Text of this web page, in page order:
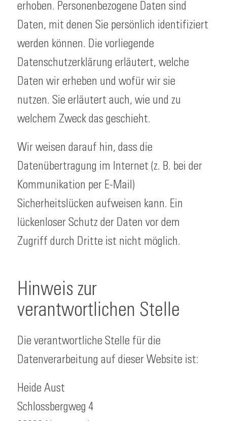
erhoben. Personenbezogene Daten sind
Daten, mit denen Sie persönlich identifiziert
werden können. Die vorliegende
Datenschutzerklärung erläutert, welche
Daten wir erheben und wofür wir sie
nutzen. Sie erläutert auch, wie und zu
welchem Zweck das geschieht.
Wir weisen darauf hin, dass die
Datenübertragung im Internet (z. B. bei der
Kommunikation per E-Mail)
Sicherheitslücken aufweisen kann. Ein
lückenloser Schutz der Daten vor dem
Zugriff durch Dritte ist nicht möglich.
Hinweis zur
verantwortlichen Stelle
Die verantwortliche Stelle für die
Datenverarbeitung auf dieser Website ist:
Heide Aust
Schlossbergweg 4